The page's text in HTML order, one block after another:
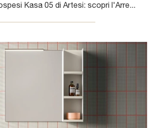
mobili bagno sospesi Kasa 05 di Artesi: scopri l'Arredo Bagno in laccato opaco moderno e arreda il bagno di casa.